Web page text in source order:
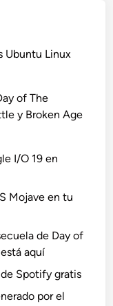
Ubuntu Linux
of The
y Broken Age
I/O 19 en
Mojave en tu
de Day of
aquí
Spotify gratis
por el